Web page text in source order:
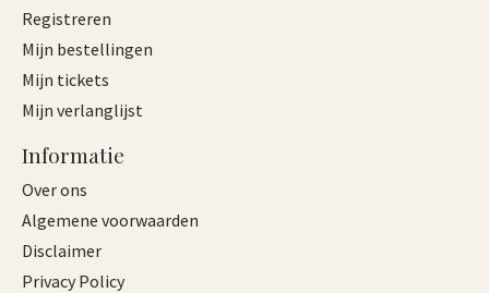
Registreren
Mijn bestellingen
Mijn tickets
Mijn verlanglijst
Informatie
Over ons
Algemene voorwaarden
Disclaimer
Privacy Policy